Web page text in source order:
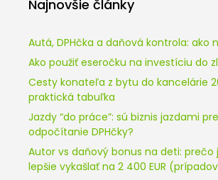
Najnovšie články
Autá, DPHčka a daňová kontrola: ako
Ako použiť eseročku na investíciu do
Cesty konateľa z bytu do kancelárie
praktická tabuľka
Jazdy “do práce”: sú biznis jazdami
odpočítanie DPHčky?
Autor vs daňový bonus na deti: prečo
lepšie vykašlať na 2 400 EUR